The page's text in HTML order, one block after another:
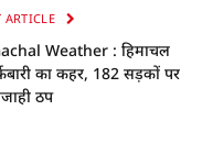
ARTICLE
Weather : हिमाचल
का कहर, 182 सड़कों पर
ठप